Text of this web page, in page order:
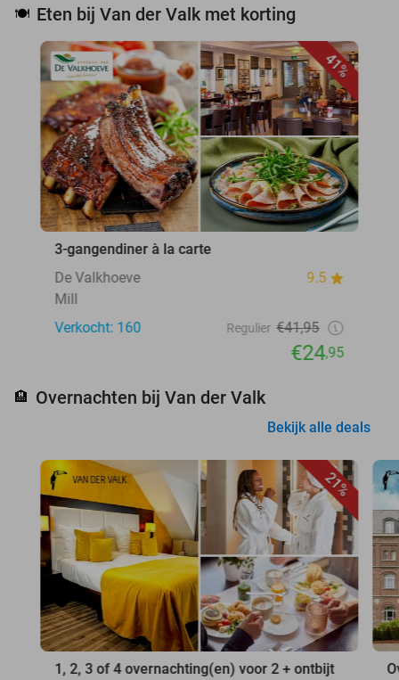
🍽️ Eten bij Van der Valk met korting
41%
3-gangendiner à la carte
De Valkhoeve
9.5
Mill
Verkocht: 160
Regulier €41,95
€24,95
🏨 Overnachten bij Van der Valk
Bekijk alle deals
21%
1, 2, 3 of 4 overnachting(en) voor 2 + ontbijt